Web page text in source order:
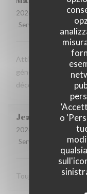
o
2026-05-15
- 20:00 -
Servizio
Attirée par le
généreuse,
découverte !
Jean
2026-05-15
- 12:15 -
Servizio
Toujours au top !